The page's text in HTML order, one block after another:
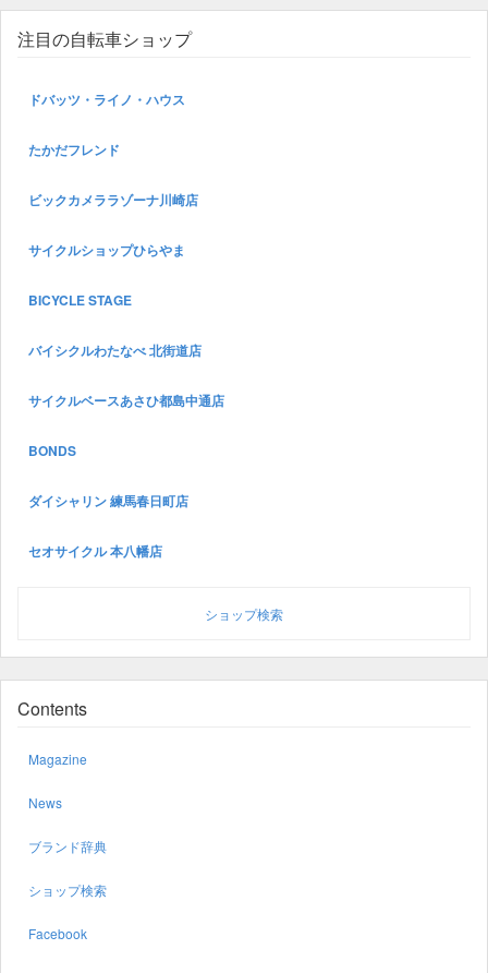
注目の自転車ショップ
ドバッツ・ライノ・ハウス
たかだフレンド
ビックカメララゾーナ川崎店
サイクルショップひらやま
BICYCLE STAGE
バイシクルわたなべ 北街道店
サイクルベースあさひ都島中通店
BONDS
ダイシャリン 練馬春日町店
セオサイクル 本八幡店
ショップ検索
Contents
Magazine
News
ブランド辞典
ショップ検索
Facebook